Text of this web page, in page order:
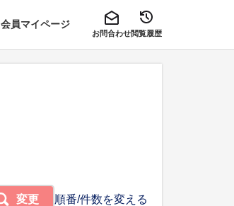
会員マイページ
お問合わせ閲覧履歴
順番/件数を変える
変更